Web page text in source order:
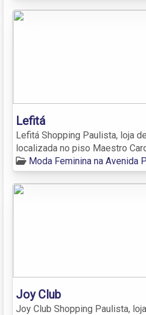
Lefitá
Lefitá Shopping Paulista, loja
localizada no piso Maestro
Moda Feminina na Avenida
Joy Club
Joy Club Shopping Paulista,